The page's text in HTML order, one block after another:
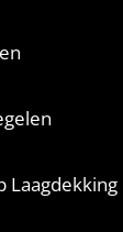
Laagdekking